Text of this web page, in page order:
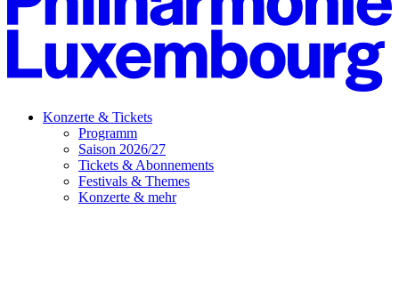
Konzerte & Tickets
Programm
Saison 2026/27
Tickets & Abonnements
Festivals & Themes
Konzerte & mehr